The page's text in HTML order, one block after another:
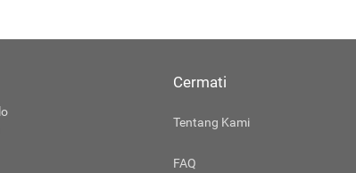
Cermati
Tentang Kami
FAQ